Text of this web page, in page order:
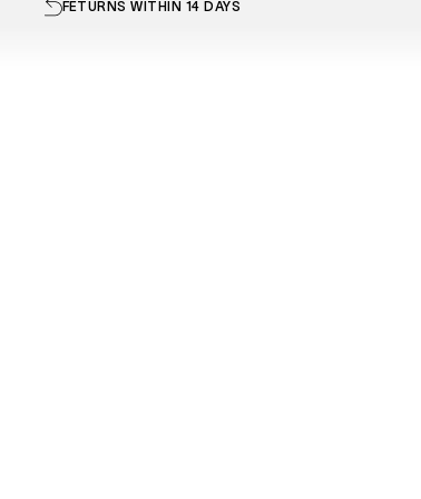
FETURNS WITHIN 14 DAYS